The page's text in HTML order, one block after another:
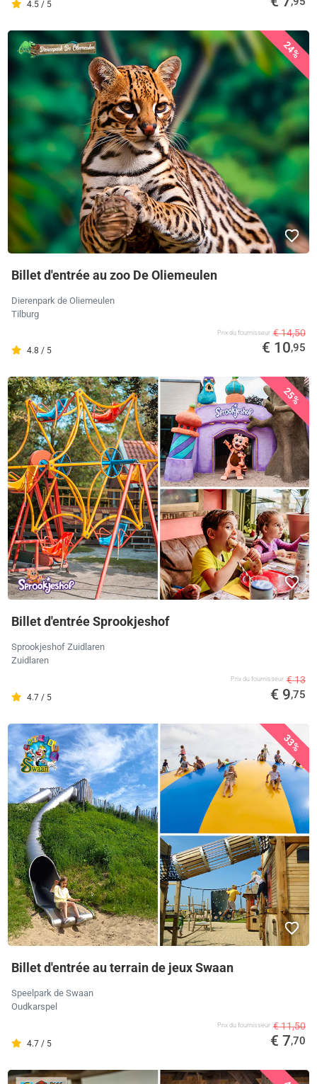
4.5 / 5
24%
Billet d'entrée au zoo De Oliemeulen
Dierenpark de Oliemeulen
Tilburg
4.8 / 5
Prix ​​du fournisseur € 14,50
€ 10,95
25%
Billet d'entrée Sprookjeshof
Sprookjeshof Zuidlaren
Zuidlaren
4.7 / 5
Prix ​​du fournisseur € 13
€ 9,75
33%
Billet d'entrée au terrain de jeux Swaan
Speelpark de Swaan
Oudkarspel
4.7 / 5
Prix ​​du fournisseur € 11,50
€ 7,70